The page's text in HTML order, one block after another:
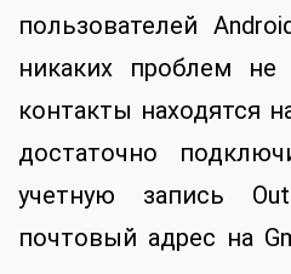
пользователей
никаких проблем
контакты находятся
достаточно
учетную запись
почтовый адрес на